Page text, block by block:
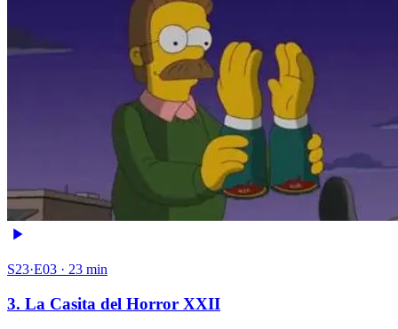
S23·E03 · 23 min
3. La Casita del Horror XXII